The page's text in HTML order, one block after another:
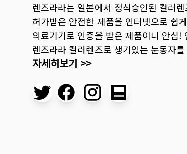
렌즈라라는 일본에서 정식승인된 컬러
허가받은 안전한 제품을 인터넷으로 쉽
의료기기로 인증을 받은 제품이니 안심!
렌즈라라 컬러렌즈로 생기있는 눈동자
자세히보기 >>